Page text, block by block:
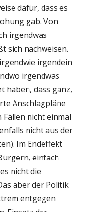
dafür, dass es
gab. Von
irgendwas
sich nachweisen.
irgendein
irgendwas
haben, dass ganz,
Anschlagpläne
nicht einmal
nicht aus der
Im Endeffekt
einfach
nicht die
aber der Politik
entgegen